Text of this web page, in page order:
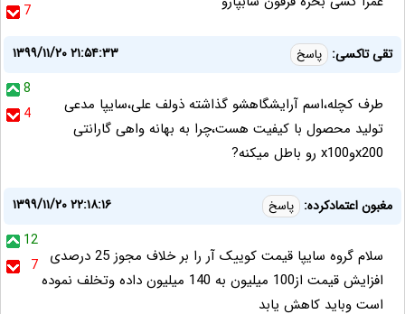
7
تقی تاکسی: پاسخ
۱۳۹۹/۱۱/۲۰ ۲۱:۵۴:۳۳
8
4
طرف کچله،اسم آرایشگاهشو گذاشته ذولف علی،سایپا مدعی
تولید محصول با کیفیت هست،چرا به بهانه واهی گارانتی
x200وx100 رو باطل میکنه?
مغبون اعتمادکرده: پاسخ
۱۳۹۹/۱۱/۲۰ ۲۲:۱۸:۱۶
12
7
سلام گروه سایپا قیمت کوییک آر را بر خلاف مجوز 25 درصدی
افزایش قیمت از100 میلیون به 140 میلیون داده وتخلف نموده
است وباید کاهش یابد